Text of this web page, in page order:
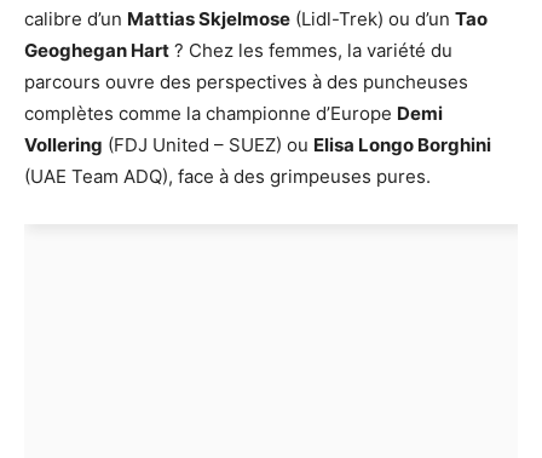
calibre d’un Mattias Skjelmose (Lidl-Trek) ou d’un Tao
Geoghegan Hart ? Chez les femmes, la variété du
parcours ouvre des perspectives à des puncheuses
complètes comme la championne d’Europe Demi
Vollering (FDJ United – SUEZ) ou Elisa Longo Borghini
(UAE Team ADQ), face à des grimpeuses pures.